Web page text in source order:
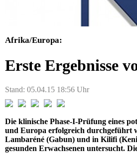
Afrika/Europa:
Erste Ergebnisse
Stand: 05.04.15 18:56 Uhr
Die klinische Phase-I-Prüfung eines
und Europa erfolgreich durchgeführt
Lambaréné (Gabun) und in Kilifi
gesunden Erwachsenen untersucht.